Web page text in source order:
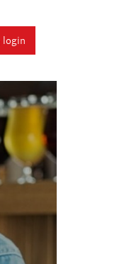
login